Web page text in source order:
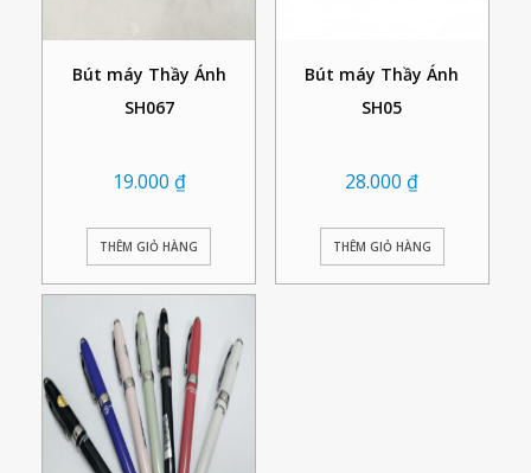
Bút máy Thầy Ánh
SH067
19.000 ₫
THÊM GIỎ HÀNG
Bút máy Thầy Ánh
SH05
28.000 ₫
THÊM GIỎ HÀNG